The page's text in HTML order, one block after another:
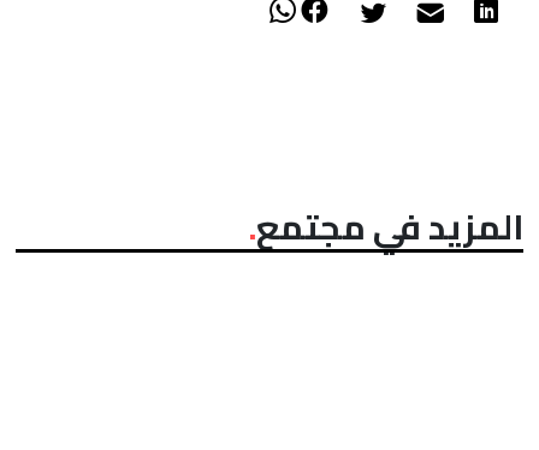
المزيد في مجتمع